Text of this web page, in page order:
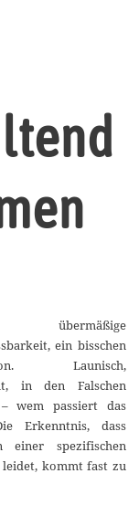
übermäßige
ein bisschen
Launisch,
in den Falschen
wem passiert das
Erkenntnis, dass
einer spezifischen
leidet, kommt fast zu